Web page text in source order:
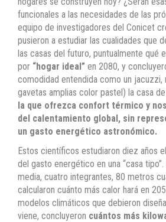
funcionales a las necesidades de las
equipo de investigadores del Conicet
pusieron a estudiar las cualidades que
las casas del futuro, puntualmente qué
por “hogar ideal” en 2080, y
comodidad entendida como un jacuzzi,
gavetas amplias color pastel) la casa
la que ofrezca confort térmico y
del calentamiento global, sin
un gasto energético astronómico.
Estos científicos estudiaron diez años
del gasto energético en una “casa
media, cuatro integrantes, 80 metros
calcularon cuánto más calor hará en
modelos climáticos que debieron
viene, concluyeron cuántos más